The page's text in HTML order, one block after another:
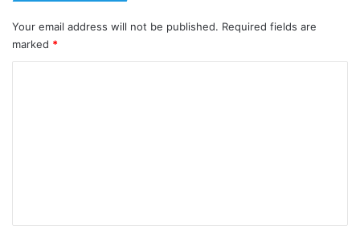
Your email address will not be published. Required fields are
marked *